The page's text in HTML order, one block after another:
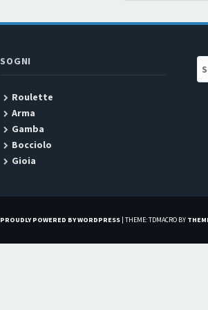
SOGNI
Roulette
Arma
Gamba
Bocciolo
Gioia
PROUDLY POWERED BY WORDPRESS | THEME: TDMACRO BY